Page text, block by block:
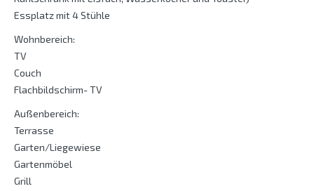
Essplatz mit 4 Stühle
Wohnbereich:
TV
Couch
Flachbildschirm- TV
Außenbereich:
Terrasse
Garten/Liegewiese
Gartenmöbel
Grill